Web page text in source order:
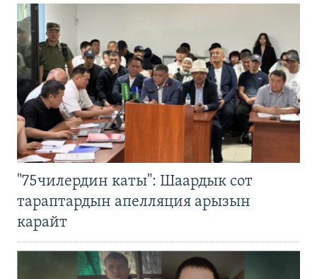
"75чилердин каты": Шаардык сот
тараптардын апелляция арызын
карайт